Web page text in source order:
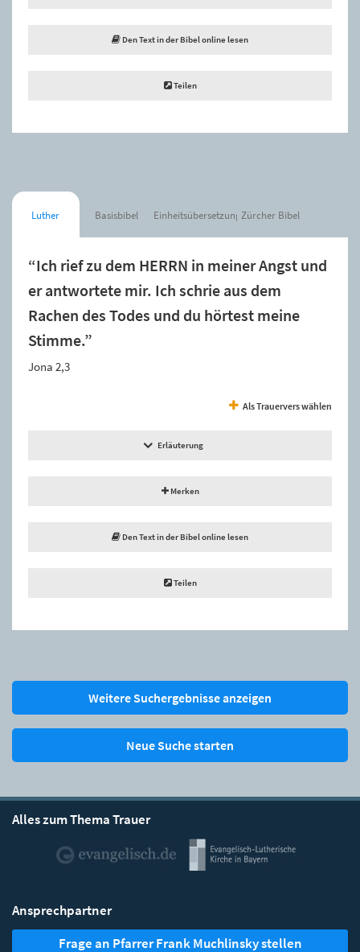
Den Text in der Bibel online lesen
Teilen
Luther Basisbibel Einheitsübersetzung Zürcher Bibel
“Ich rief zu dem HERRN in meiner Angst und
er antwortete mir. Ich schrie aus dem
Rachen des Todes und du hörtest meine
Stimme.”
Jona 2,3
Als Trauervers wählen
Erläuterung
Merken
Den Text in der Bibel online lesen
Teilen
Weitere Suchergebnisse anzeigen
Neue Suche starten
Alles zum Thema Trauer
Ansprechpartner
Frage an Pfarrer Frank Muchlinsky stellen